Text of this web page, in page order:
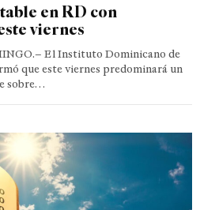
en RD con
viernes
El Instituto Dominicano de
que este viernes predominará un
sobre…